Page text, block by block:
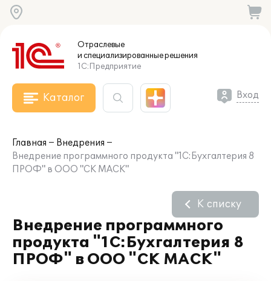
Отраслевые
и специализированныерешения
1С:Предприятие
Каталог Вход
Главная
Внедрения
Внедрение программного продукта "1С:Бухгалтерия 8
ПРОФ" в ООО "СК МАСК"
Внедрение программного
продукта "1С:Бухгалтерия 8
ПРОФ" в ООО "СК МАСК"
К списку